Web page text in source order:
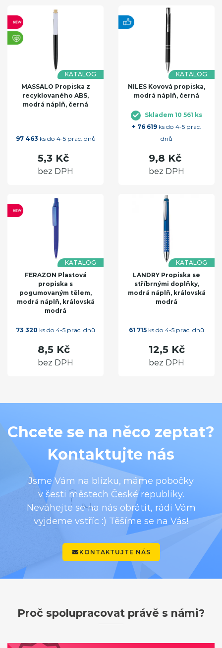
KATALOG
MASSALO Propiska z
recyklovaného ABS,
modrá náplň, černá
97 463 ks do 4-5 prac. dnů
5,3 Kč
bez DPH
KATALOG
NILES Kovová propiska,
modrá náplň, černá
Skladem 10 561 ks
+ 76 619 ks do 4-5 prac.
dnů
9,8 Kč
bez DPH
KATALOG
FERAZON Plastová
propiska s
pogumovaným tělem,
modrá náplň, královská
modrá
73 320 ks do 4-5 prac. dnů
8,5 Kč
bez DPH
KATALOG
LANDRY Propiska se
stříbrnými doplňky,
modrá náplň, královská
modrá
61 715 ks do 4-5 prac. dnů
12,5 Kč
bez DPH
Chcete se na něco zeptat?
Kontaktujte nás
Jsme Vám na blízku, máme pobočky
v šesti městech České republiky.
Neváhejte se na nás obrátit, rádi Vám
vyjdeme vstříc :) Těšíme se na Vás!
KONTAKTUJTE NÁS
Proč spolupracovat právě s námi?